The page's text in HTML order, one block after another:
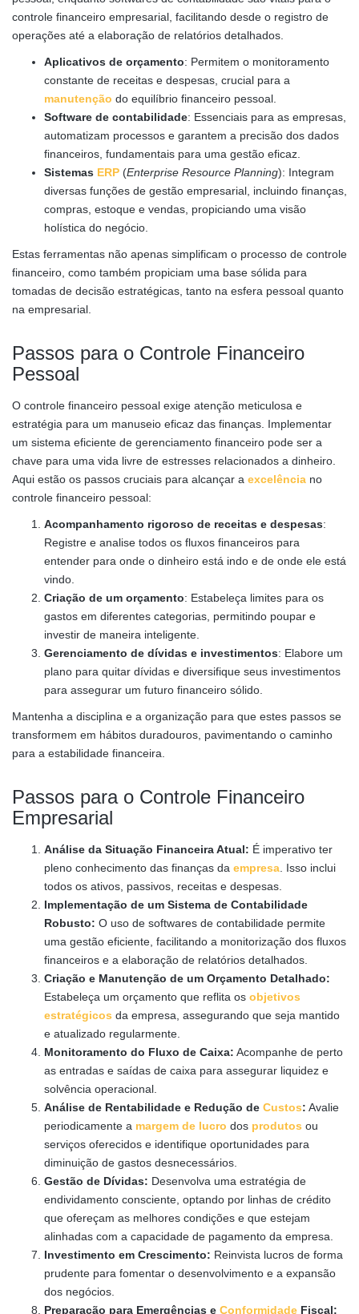
controle financeiro empresarial, facilitando desde o registro de
operações até a elaboração de relatórios detalhados.
Aplicativos de orçamento: Permitem o monitoramento
constante de receitas e despesas, crucial para a
manutenção do equilíbrio financeiro pessoal.
Software de contabilidade: Essenciais para as empresas,
automatizam processos e garantem a precisão dos dados
financeiros, fundamentais para uma gestão eficaz.
Sistemas ERP (Enterprise Resource Planning): Integram
diversas funções de gestão empresarial, incluindo finanças,
compras, estoque e vendas, propiciando uma visão
holística do negócio.
Estas ferramentas não apenas simplificam o processo de controle
financeiro, como também propiciam uma base sólida para
tomadas de decisão estratégicas, tanto na esfera pessoal quanto
na empresarial.
Passos para o Controle Financeiro
Pessoal
O controle financeiro pessoal exige atenção meticulosa e
estratégia para um manuseio eficaz das finanças. Implementar
um sistema eficiente de gerenciamento financeiro pode ser a
chave para uma vida livre de estresses relacionados a dinheiro.
Aqui estão os passos cruciais para alcançar a excelência no
controle financeiro pessoal:
Acompanhamento rigoroso de receitas e despesas:
Registre e analise todos os fluxos financeiros para
entender para onde o dinheiro está indo e de onde ele está
vindo.
Criação de um orçamento: Estabeleça limites para os
gastos em diferentes categorias, permitindo poupar e
investir de maneira inteligente.
Gerenciamento de dívidas e investimentos: Elabore um
plano para quitar dívidas e diversifique seus investimentos
para assegurar um futuro financeiro sólido.
Mantenha a disciplina e a organização para que estes passos se
transformem em hábitos duradouros, pavimentando o caminho
para a estabilidade financeira.
Passos para o Controle Financeiro
Empresarial
Análise da Situação Financeira Atual: É imperativo ter
pleno conhecimento das finanças da empresa . Isso inclui
todos os ativos, passivos, receitas e despesas.
Implementação de um Sistema de Contabilidade
Robusto: O uso de softwares de contabilidade permite
uma gestão eficiente, facilitando a monitorização dos fluxos
financeiros e a elaboração de relatórios detalhados.
Criação e Manutenção de um Orçamento Detalhado:
Estabeleça um orçamento que reflita os objetivos
estratégicos da empresa, assegurando que seja mantido
e atualizado regularmente.
Monitoramento do Fluxo de Caixa: Acompanhe de perto
as entradas e saídas de caixa para assegurar liquidez e
solvência operacional.
Análise de Rentabilidade e Redução de Custos: Avalie
periodicamente a margem de lucro dos produtos ou
serviços oferecidos e identifique oportunidades para
diminuição de gastos desnecessários.
Gestão de Dívidas: Desenvolva uma estratégia de
endividamento consciente, optando por linhas de crédito
que ofereçam as melhores condições e que estejam
alinhadas com a capacidade de pagamento da empresa.
Investimento em Crescimento: Reinvista lucros de forma
prudente para fomentar o desenvolvimento e a expansão
dos negócios.
Preparação para Emergências e Conformidade Fiscal: